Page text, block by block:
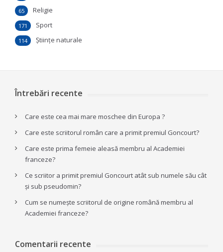
Religie
65
Sport
171
Ştiinţe naturale
114
Întrebări recente
Care este cea mai mare moschee din Europa ?
Care este scriitorul român care a primit premiul Goncourt?
Care este prima femeie aleasă membru al Academiei
franceze?
Ce scriitor a primit premiul Goncourt atât sub numele său cât
și sub pseudomin?
Cum se numește scriitorul de origine română membru al
Academiei franceze?
Comentarii recente